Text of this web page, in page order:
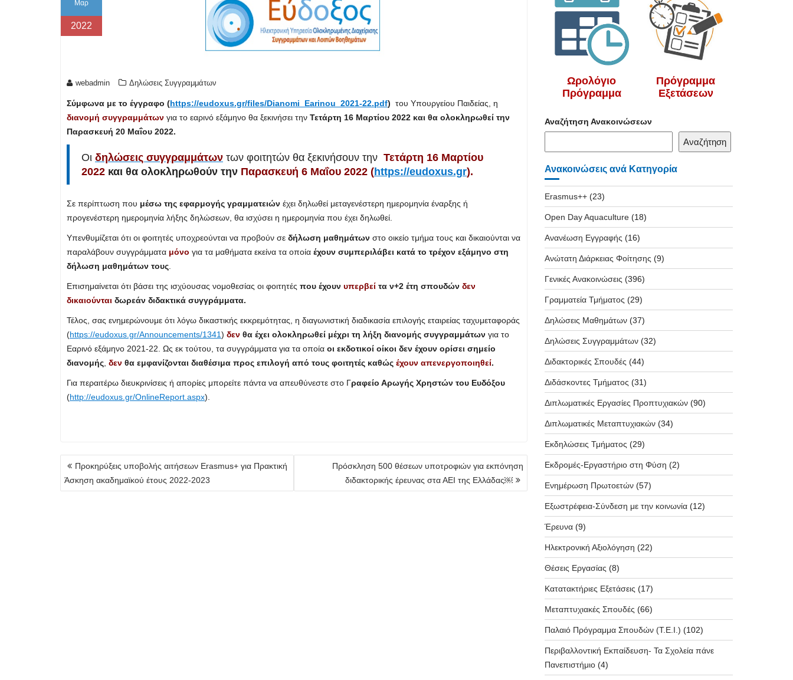
Μαρ
2022
webadmin Δηλώσεις Συγγραμμάτων
Σύμφωνα με το έγγραφο (https://eudoxus.gr/files/Dianomi_Earinou_2021-22.pdf) του Υπουργείου Παιδείας, η
διανομή συγγραμμάτων για το εαρινό εξάμηνο θα ξεκινήσει την Τετάρτη 16 Μαρτίου 2022 και θα ολοκληρωθεί την
Παρασκευή 20 Μαΐου 2022.
Οι δηλώσεις συγγραμμάτων των φοιτητών θα ξεκινήσουν την Τετάρτη 16 Μαρτίου
2022 και θα ολοκληρωθούν την Παρασκευή 6 Μαΐου 2022 (https://eudoxus.gr).
Σε περίπτωση που μέσω της εφαρμογής γραμματειών έχει δηλωθεί μεταγενέστερη ημερομηνία έναρξης ή
προγενέστερη ημερομηνία λήξης δηλώσεων, θα ισχύσει η ημερομηνία που έχει δηλωθεί.
Υπενθυμίζεται ότι οι φοιτητές υποχρεούνται να προβούν σε δήλωση μαθημάτων στο οικείο τμήμα τους και δικαιούνται να
παραλάβουν συγγράμματα μόνο για τα μαθήματα εκείνα τα οποία έχουν συμπεριλάβει κατά το τρέχον εξάμηνο στη
δήλωση μαθημάτων τους.
Επισημαίνεται ότι βάσει της ισχύουσας νομοθεσίας οι φοιτητές που έχουν υπερβεί τα ν+2 έτη σπουδών δεν
δικαιούνται δωρεάν διδακτικά συγγράμματα.
Τέλος, σας ενημερώνουμε ότι λόγω δικαστικής εκκρεμότητας, η διαγωνιστική διαδικασία επιλογής εταιρείας ταχυμεταφοράς
(https://eudoxus.gr/Announcements/1341) δεν θα έχει ολοκληρωθεί μέχρι τη λήξη διανομής συγγραμμάτων για το
Εαρινό εξάμηνο 2021-22. Ως εκ τούτου, τα συγγράμματα για τα οποία οι εκδοτικοί οίκοι δεν έχουν ορίσει σημείο
διανομής, δεν θα εμφανίζονται διαθέσιμα προς επιλογή από τους φοιτητές καθώς έχουν απενεργοποιηθεί.
Για περαιτέρω διευκρινίσεις ή απορίες μπορείτε πάντα να απευθύνεστε στο Γραφείο Αρωγής Χρηστών του Ευδόξου
(http://eudoxus.gr/OnlineReport.aspx).
Πλοήγηση
άρθρων
Προκηρύξεις υποβολής αιτήσεων Erasmus+ για Πρακτική
Άσκηση ακαδημαϊκού έτους 2022-2023
Πρόσκληση 500 θέσεων υποτροφιών για εκπόνηση
διδακτορικής έρευνας στα ΑΕΙ της Ελλάδας￼
Ωρολόγιο
Πρόγραμμα
Πρόγραμμα
Εξετάσεων
Αναζήτηση Ανακοινώσεων
Αναζήτηση
Ανακοινώσεις ανά Κατηγορία
Erasmus++(23)
Open Day Aquaculture(18)
Ανανέωση Εγγραφής (16)
Ανώτατη Διάρκειας Φοίτησης (9)
Γενικές Ανακοινώσεις (396)
Γραμματεία Τμήματος (29)
Δηλώσεις Μαθημάτων(37)
Δηλώσεις Συγγραμμάτων(32)
Διδακτορικές Σπουδές (44)
Διδάσκοντες Τμήματος (31)
Διπλωματικές Εργασίες Προπτυχιακών(90)
Διπλωματικές Μεταπτυχιακών(34)
Εκδηλώσεις Τμήματος (29)
Εκδρομές-Εργαστήριο στη Φύση (2)
Ενημέρωση Πρωτοετών(57)
Εξωστρέφεια-Σύνδεση με την κοινωνία(12)
Έρευνα(9)
Ηλεκτρονική Αξιολόγηση (22)
Θέσεις Εργασίας (8)
Κατατακτήριες Εξετάσεις (17)
Μεταπτυχιακές Σπουδές (66)
Παλαιό Πρόγραμμα Σπουδών (T.E.I.) (102)
Περιβαλλοντική Εκπαίδευση- Τα Σχολεία πάνε
Πανεπιστήμιο(4)